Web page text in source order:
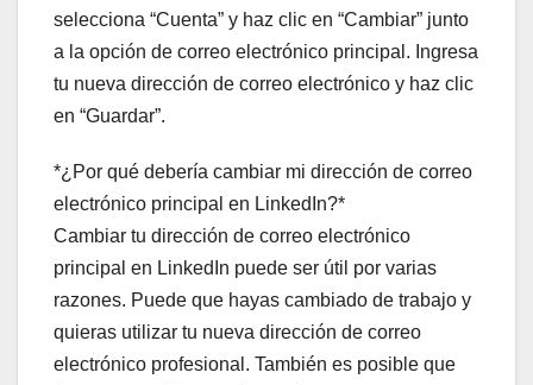
selecciona “Cuenta” y haz clic en “Cambiar” junto
a la opción de correo electrónico principal. Ingresa
tu nueva dirección de correo electrónico y haz clic
en “Guardar”.
*¿Por qué debería cambiar mi dirección de correo
electrónico principal en LinkedIn?*
Cambiar tu dirección de correo electrónico
principal en LinkedIn puede ser útil por varias
razones. Puede que hayas cambiado de trabajo y
quieras utilizar tu nueva dirección de correo
electrónico profesional. También es posible que